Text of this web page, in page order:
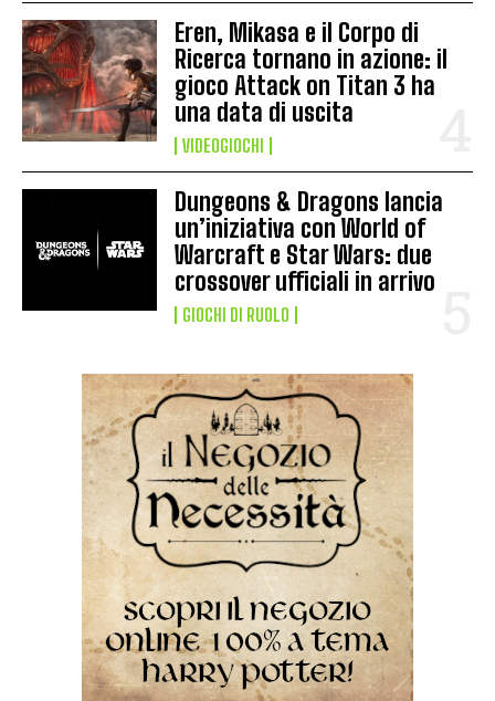
Eren, Mikasa e il Corpo di
Ricerca tornano in azione: il
gioco Attack on Titan 3 ha
una data di uscita
VIDEOGIOCHI
Dungeons & Dragons lancia
un’iniziativa con World of
Warcraft e Star Wars: due
crossover ufficiali in arrivo
GIOCHI DI RUOLO